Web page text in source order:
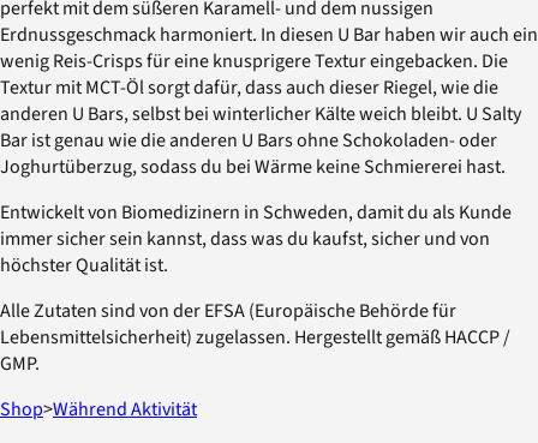
perfekt mit dem süßeren Karamell- und dem nussigen
Erdnussgeschmack harmoniert. In diesen U Bar haben wir auch ein
wenig Reis-Crisps für eine knusprigere Textur eingebacken. Die
Textur mit MCT-Öl sorgt dafür, dass auch dieser Riegel, wie die
anderen U Bars, selbst bei winterlicher Kälte weich bleibt. U Salty
Bar ist genau wie die anderen U Bars ohne Schokoladen- oder
Joghurtüberzug, sodass du bei Wärme keine Schmiererei hast.
Entwickelt von Biomedizinern in Schweden, damit du als Kunde
immer sicher sein kannst, dass was du kaufst, sicher und von
höchster Qualität ist.
Alle Zutaten sind von der EFSA (Europäische Behörde für
Lebensmittelsicherheit) zugelassen. Hergestellt gemäß HACCP /
GMP.
Shop>Während Aktivität